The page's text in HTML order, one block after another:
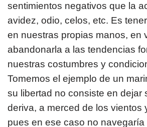
sentimientos negativos que la
avidez, odio, celos, etc. Es
en nuestras propias manos, en
abandonarla a las tendencias
nuestras costumbres y
Tomemos el ejemplo de un
su libertad no consiste en dejar
deriva, a merced de los vientos
pues en ese caso no navegaría